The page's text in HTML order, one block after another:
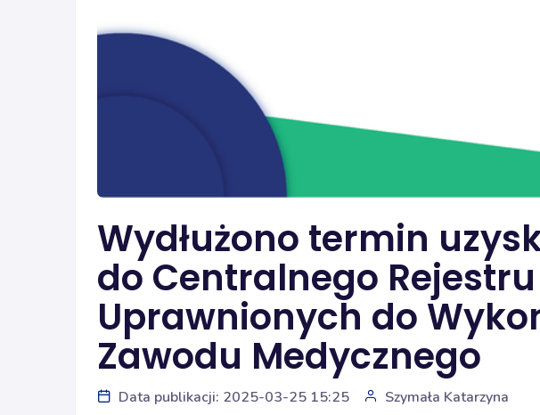
Wydłużono termin
do Centralnego
Uprawnionych do
Zawodu Medycznego
Data publikacji: 2025-03-25 15:25 Szymała Katarzyna